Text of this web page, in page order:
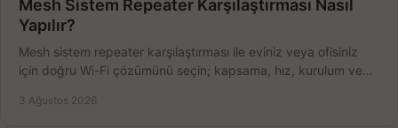
Mesh Sistem Repeater Karşılaştırması Nasıl
Yapılır?
Mesh sistem repeater karşılaştırması ile eviniz veya ofisiniz
için doğru Wi-Fi çözümünü seçin; kapsama, hız, kurulum ve
3 Ağustos 2026